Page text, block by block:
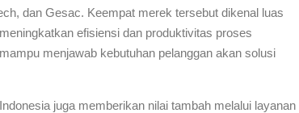
dan Gesac. Keempat merek tersebut dikenal luas
efisiensi dan produktivitas proses
menjawab kebutuhan pelanggan akan solusi
juga memberikan nilai tambah melalui layanan